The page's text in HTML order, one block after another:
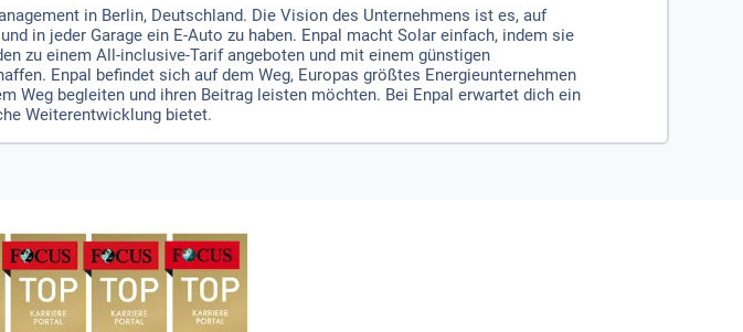
in Berlin, Deutschland. Die Vision des Unternehmens ist es, auf
in jeder Garage ein E-Auto zu haben. Enpal macht Solar einfach, indem sie
zu einem All-inclusive-Tarif angeboten und mit einem günstigen
Enpal befindet sich auf dem Weg, Europas größtes Energieunternehmen
Weg begleiten und ihren Beitrag leisten möchten. Bei Enpal erwartet dich ein
Weiterentwicklung bietet.